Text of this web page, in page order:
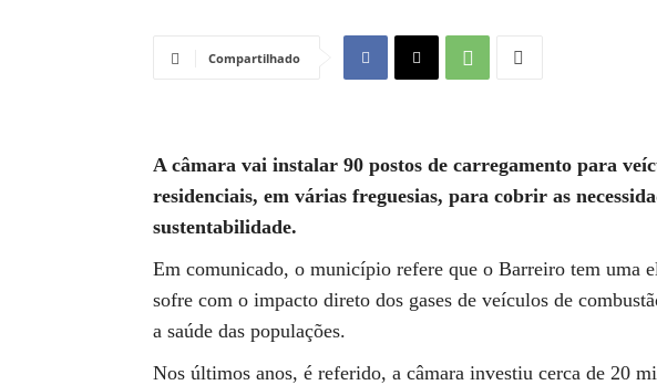
Compartilhado
A câmara vai instalar 90 postos de carregamento para
residenciais, em várias freguesias, para cobrir as
sustentabilidade.
Em comunicado, o município refere que o Barreiro tem uma
sofre com o impacto direto dos gases de veículos de
a saúde das populações.
Nos últimos anos, é referido, a câmara investiu cerca de 20